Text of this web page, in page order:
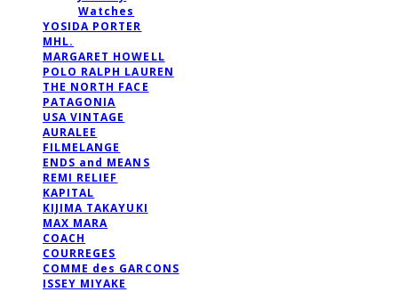
Watches
YOSIDA PORTER
MHL.
MARGARET HOWELL
POLO RALPH LAUREN
THE NORTH FACE
PATAGONIA
USA VINTAGE
AURALEE
FILMELANGE
ENDS and MEANS
REMI RELIEF
KAPITAL
KIJIMA TAKAYUKI
MAX MARA
COACH
COURREGES
COMME des GARCONS
ISSEY MIYAKE